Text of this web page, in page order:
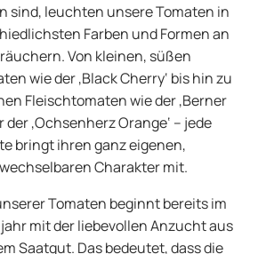
sind, leuchten unsere Tomaten in
Farben und Formen an
Von kleinen, süßen
wie der ‚Black Cherry‘ bis hin zu
Fleischtomaten wie der ‚Berner
der ‚Ochsenherz Orange‘ – jede
bringt ihren ganz eigenen,
Charakter mit.
Tomaten beginnt bereits im
mit der liebevollen Anzucht aus
Saatgut. Das bedeutet, dass die